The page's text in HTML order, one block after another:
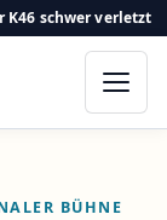
schwer verletzt
BÜHNE